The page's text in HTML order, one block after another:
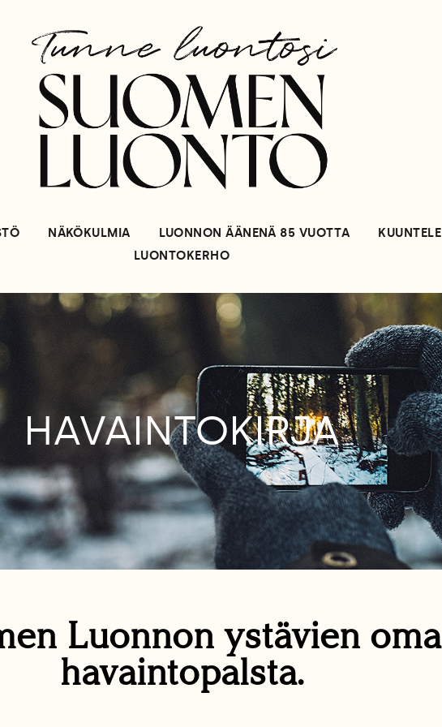
NÄKÖKULMIA LUONNON ÄÄNENÄ 85 VUOTTA KUUNTELE
LUONTOKERHO
HAVAINTOKIRJA
Luonnon ystävien oma
havaintopalsta.